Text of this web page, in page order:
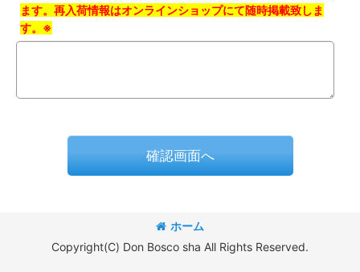
ます。再入荷情報はオンラインショップにて随時掲載致しま
す。※
確認画面へ
ホーム
Copyright(C) Don Bosco sha All Rights Reserved.